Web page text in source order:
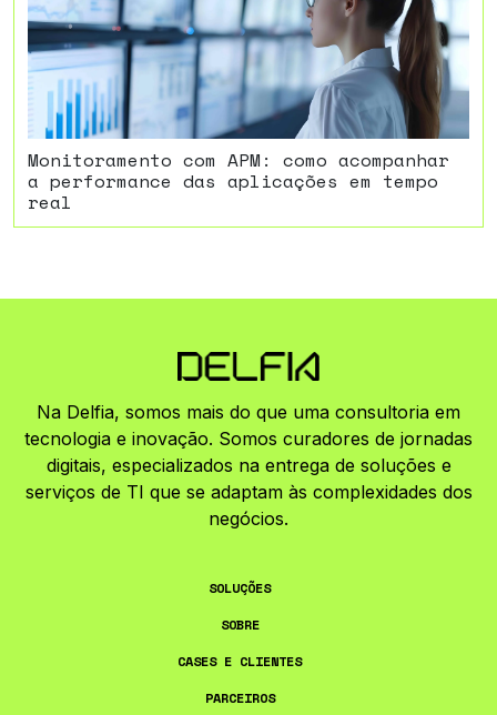
Monitoramento com APM: como acompanhar
a performance das aplicações em tempo
real
Na Delfia, somos mais do que uma consultoria em
tecnologia e inovação. Somos curadores de jornadas
digitais, especializados na entrega de soluções e
serviços de TI que se adaptam às complexidades dos
negócios.
SOLUÇÕES
SOBRE
CASES E CLIENTES
PARCEIROS